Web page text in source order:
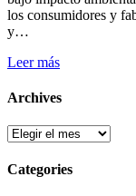
los consumidores y
y…
Leer más
Archives
Categories